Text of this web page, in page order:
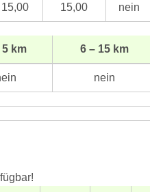
15,00 15,00 nein
5 km 6 – 15 km
nein